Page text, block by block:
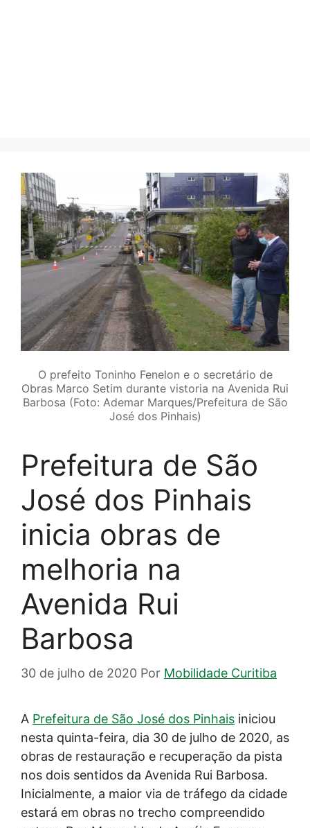
O prefeito Toninho Fenelon e o secretário de
Obras Marco Setim durante vistoria na Avenida Rui
Barbosa (Foto: Ademar Marques/Prefeitura de São
José dos Pinhais)
Prefeitura de São
José dos Pinhais
inicia obras de
melhoria na
Avenida Rui
Barbosa
30 de julho de 2020 Por Mobilidade Curitiba
A Prefeitura de São José dos Pinhais iniciou
nesta quinta-feira, dia 30 de julho de 2020, as
obras de restauração e recuperação da pista
nos dois sentidos da Avenida Rui Barbosa.
Inicialmente, a maior via de tráfego da cidade
estará em obras no trecho compreendido